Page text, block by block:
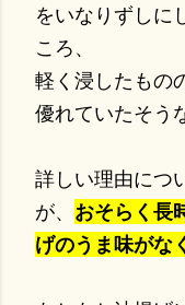
をいなりずしに
ころ、
軽く浸したもの
優れていたそう
詳しい理由につ
が、 おそらく長
げのうま味がな